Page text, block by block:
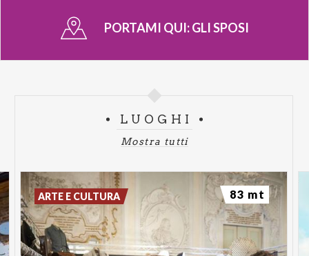
PORTAMI QUI:GLI SPOSI
LUOGHI
Mostra tutti
ARTE E CULTURA 83 mt